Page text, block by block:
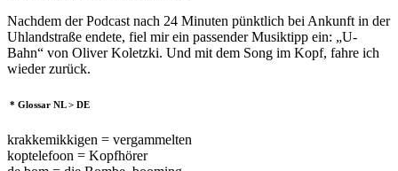
Nachdem der Podcast nach 24 Minuten pünktlich bei Ankunft in der
Uhlandstraße endete, fiel mir ein passender Musiktipp ein: „U-
Bahn“ von Oliver Koletzki. Und mit dem Song im Kopf, fahre ich
wieder zurück.
* Glossar NL > DE
krakkemikkigen = vergammelten
koptelefoon = Kopfhörer